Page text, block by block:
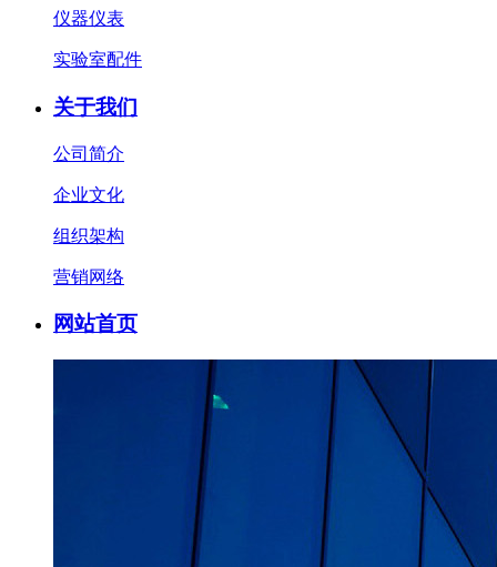
仪器仪表
实验室配件
关于我们
公司简介
企业文化
组织架构
营销网络
网站首页